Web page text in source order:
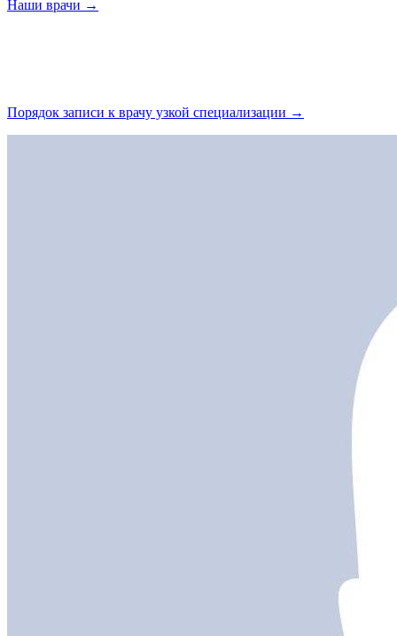
Наши врачи →
Порядок записи к врачу узкой специализации →